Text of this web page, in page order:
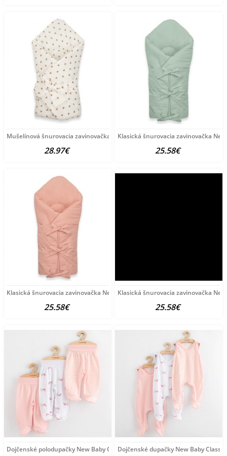
Mušelínová šnurovacia zavinovačka New Baby little heart
28.97€
Klasická šnurovacia zavinovačka
25.58€
Klasická šnurovacia zavinovačka New Baby old rose ružová
25.58€
Klasická šnurovacia zavinovačka
25.58€
Dojčenské polodupačky New Baby Classic II 3ks girl ružová
Dojčenské dupačky New Baby